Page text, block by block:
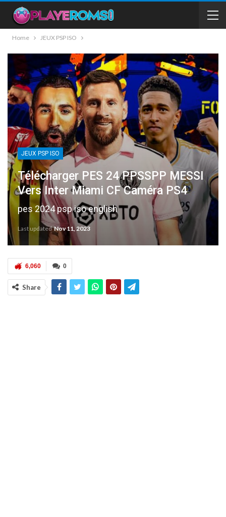
Home JEUX PSP ISO
JEUX PSP ISO
Télécharger PES 24 PPSSPP MESSI
Vers Inter Miami CF Caméra PS4
pes 2024 psp iso english
Last updatedNov 11, 2023
0
6,060
Share